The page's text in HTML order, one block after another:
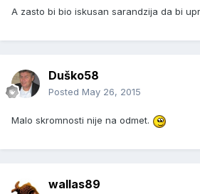
A zasto bi bio iskusan sarandzija da bi
Duško58
Posted May 26, 2015
Malo skromnosti nije na odmet.
wallas89